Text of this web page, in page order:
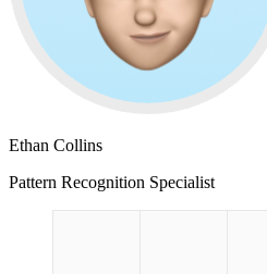
Ethan Collins
Pattern Recognition Specialist